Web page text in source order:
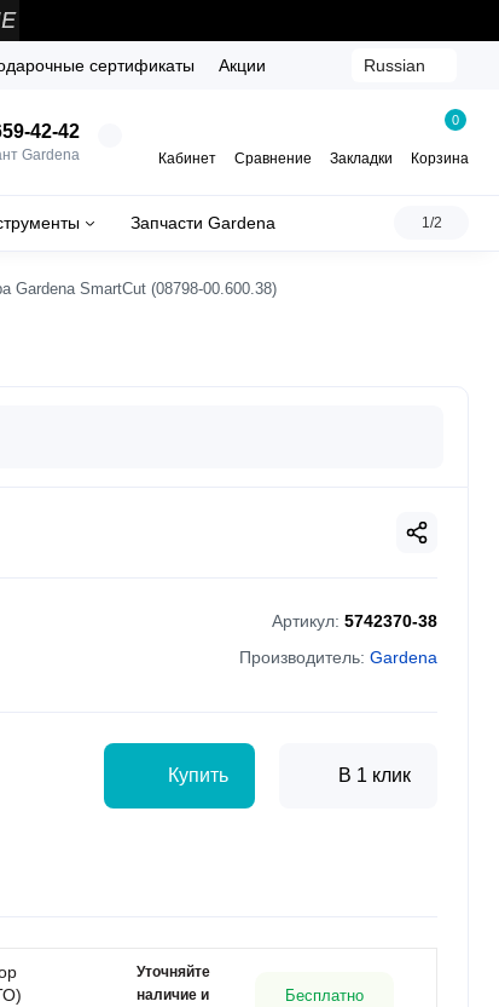
сертификаты Акции Russian
42-42
Gardena Кабинет Сравнение Закладки
0
Корзина
Запчасти Gardena 1/2
Gardena SmartCut (08798-00.600.38)
Артикул: 5742370-38
Производитель: Gardena
Купить В 1 клик
Уточняйте
наличие и
Бесплатно